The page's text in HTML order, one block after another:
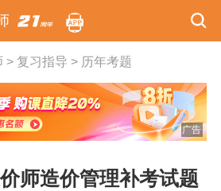
> 复习指导 > 历年考题
广告
师造价管理补考试题